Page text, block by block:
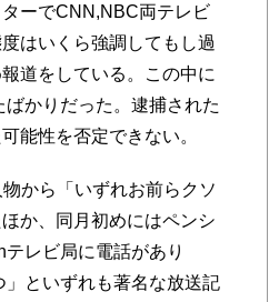
ーでCNN,NBC両テレビ
はいくら強調してもし過
道をしている。この中に
かりだった。逮捕された
能性を否定できない。
から「いずれお前らクソ
か、同月初めにはペンシ
レビ局に電話があり
」といずれも著名な放送記